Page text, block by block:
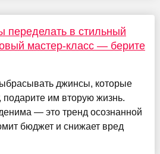
переделать в стильный
мастер-класс — берите
джинсы, которые
им вторую жизнь.
— это тренд осознанной
бюджет и снижает вред